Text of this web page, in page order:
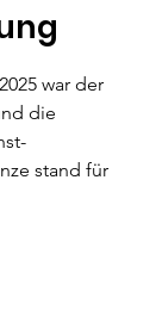
war der
die
stand für